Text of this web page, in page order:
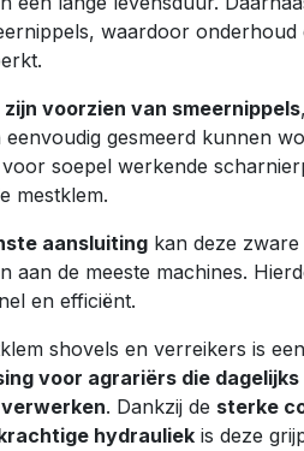
waardoor onderhoud
voorzien van smeernippels
eenvoudig gesmeerd kunnen
soepel werkende
mestklem.
aansluiting kan deze
aan de meeste machines.
en efficiënt.
shovels en verreikers is een
voor agrariërs die
. Dankzij de sterke
hydrauliek is deze